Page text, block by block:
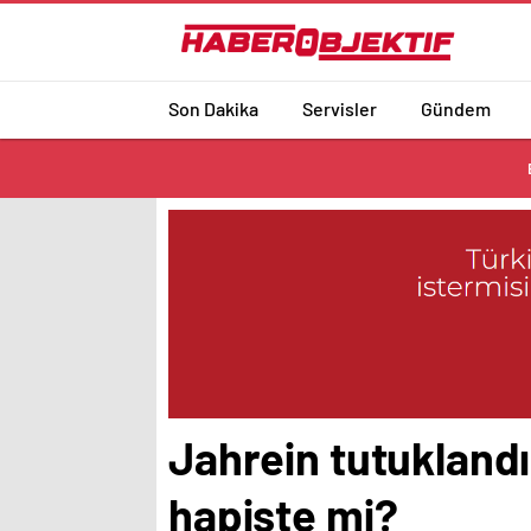
Son Dakika Servisler Gündem
Jahrein
hapiste mi?